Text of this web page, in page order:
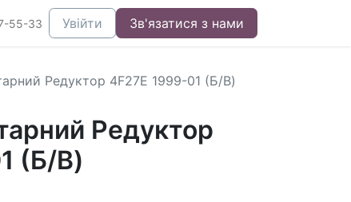
55-33 Увійти Зв'язатися з нами
Редуктор 4F27E 1999-01 (Б/В)
Редуктор
(Б/В)